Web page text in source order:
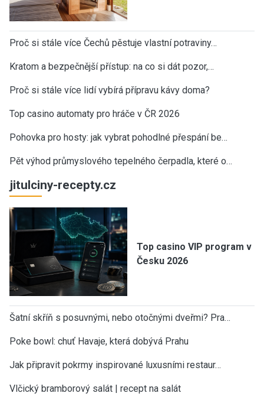
Proč si stále více Čechů pěstuje vlastní potraviny…
Kratom a bezpečnější přístup: na co si dát pozor,…
Proč si stále více lidí vybírá přípravu kávy doma?
Top casino automaty pro hráče v ČR 2026
Pohovka pro hosty: jak vybrat pohodlné přespání be…
Pět výhod průmyslového tepelného čerpadla, které o…
jitulciny-recepty.cz
Top casino VIP program v
Česku 2026
Šatní skříň s posuvnými, nebo otočnými dveřmi? Pra…
Poke bowl: chuť Havaje, která dobývá Prahu
Jak připravit pokrmy inspirované luxusními restaur…
Vlčický bramborový salát | recept na salát